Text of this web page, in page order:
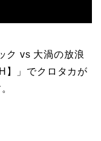
ク vs 大渦の放浪
】」でクロタカが